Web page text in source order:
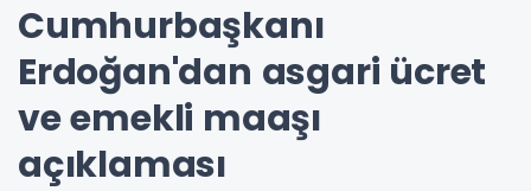
Cumhurbaşkanı
Erdoğan'dan asgari ücret
ve emekli maaşı
açıklaması